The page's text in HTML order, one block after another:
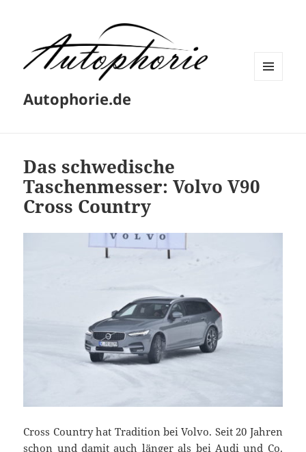
Autophorie.de
Das schwedische
Taschenmesser: Volvo V90
Cross Country
Cross Country hat Tradition bei Volvo. Seit 20 Jahren
schon und damit auch länger als bei Audi und Co.